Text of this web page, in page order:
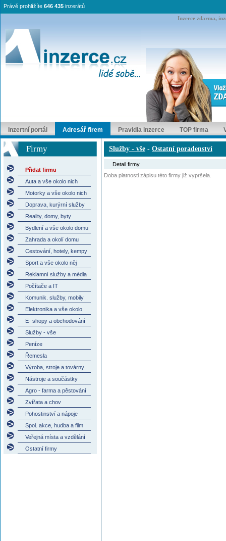
Inzerce zdarma,
Právě prohlížíte 646 435 inzerátů
Inzertní portál Adresář firem Pravidla inzerce TOP firma
Firmy
Přidat firmu
Auta a vše okolo nich
Motorky a vše okolo nich
Doprava, kurýrní služby
Reality, domy, byty
Bydlení a vše okolo domu
Zahrada a okolí domu
Cestování, hotely, kempy
Sport a vše okolo něj
Reklamní služby a média
Počítače a IT
Komunik. služby, mobily
Elektronika a vše okolo
E- shopy a obchodování
Služby - vše
Peníze
Řemesla
Výroba, stroje a továrny
Nástroje a součástky
Agro - farma a pěstování
Zvířata a chov
Pohostinství a nápoje
Spol. akce, hudba a film
Veřejná místa a vzdělání
Ostatní firmy
Služby - vše - Ostatní poradenství
Detail firmy
Doba platnosti zápisu této firmy již vypršela.